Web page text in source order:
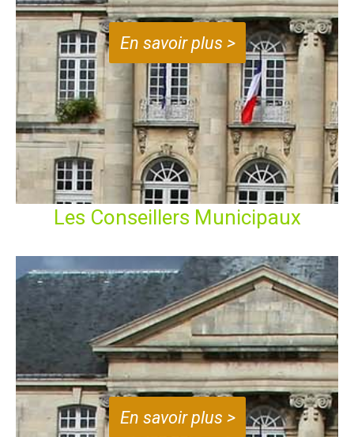
En savoir plus >
Les Conseillers Municipaux
En savoir plus >